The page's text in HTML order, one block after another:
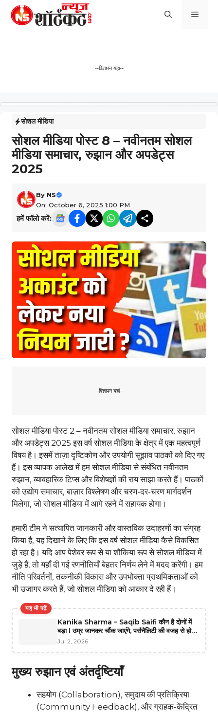
Skip
--विज्ञापन यहां--
सोशल मीडिया
सोशल मीडिया पोस्ट 8 – नवीनतम सोशल
मीडिया समाचार, रुझान और अपडेट्स
2025
By NS
On: October 6, 2025 1:00 PM
हमें फॉलो करें:
--विज्ञापन यहां--
सोशल मीडिया पोस्ट 2 – नवीनतम सोशल मीडिया समाचार, रुझान
और अपडेट्स 2025 इस वर्ष सोशल मीडिया के क्षेत्र में एक महत्वपूर्ण
विषय है। इसमें ताज़ा दृष्टिकोण और उपयोगी सुझाव पाठकों को दिए गए
हैं। इस व्यापक आलेख में हम सोशल मीडिया से संबंधित नवीनतम
रुझान, व्यावहारिक टिप्स और विशेषज्ञों की राय साझा करते हैं। पाठकों
को उद्योग समाचार, बाज़ार विश्लेषण और चरण-दर-चरण मार्गदर्शन
मिलेगा, जो सोशल मीडिया में आगे रहने में सहायक होगा।
हमारी टीम ने सत्यापित जानकारी और वास्तविक उदाहरणों का संग्रह
किया है, यह दिखाने के लिए कि इस वर्ष सोशल मीडिया कैसे विकसित
हो रहा है। यदि आप पेशेवर रूप से या शौकिया रूप से सोशल मीडिया में
जुड़े हैं, तो यहाँ दी गई रणनीतियाँ बेहतर निर्णय लेने में मदद करेंगी। हम
नीति परिवर्तनों, तकनीकी विकास और उपभोक्ता प्राथमिकताओं को
भी उजागर करते हैं, जो सोशल मीडिया को आकार दे रही हैं।
यह भी पढ़ें
Kanika Sharma – Saqib Saifi कौन है दोनों में
बड़ा ! उम्र जानकर चौंक जाएंगे, पर्सनैलिटी की वजह से होती
है गलतफहमी
Jul 2, 2026
मुख्य रुझान एवं अंतर्दृष्टियाँ
सहयोग (Collaboration), समुदाय की प्रतिक्रिया
(Community Feedback), और ग्राहक-केंद्रित